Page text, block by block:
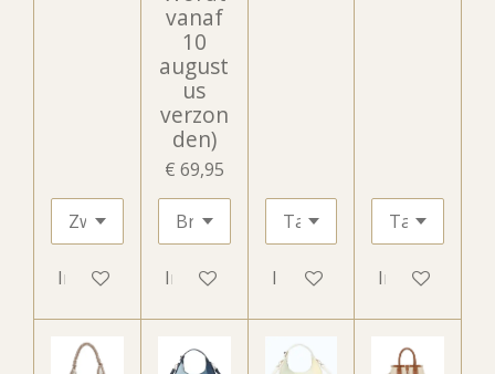
In winkelwagen
vanaf
10
august
us
verzon
den)
€ 69,95
In winkelwagenIn winkelwagenIn